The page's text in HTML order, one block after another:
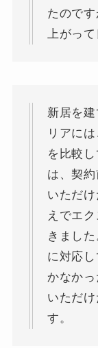
たので
上がって
新居を
リアに
を比較
は、契
いただ
えでエ
きまし
に対応
かなか
いただ
す。